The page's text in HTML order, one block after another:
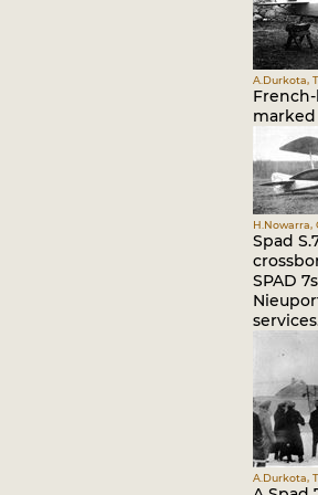
A.Durkota,
H.Nowarra,
Spad
SPAD
A.Durkota,